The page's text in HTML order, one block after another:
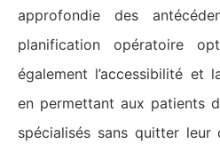
approfondie des
planification opératoire
également l’accessibilité et
en permettant aux patients
spécialisés sans quitter leur